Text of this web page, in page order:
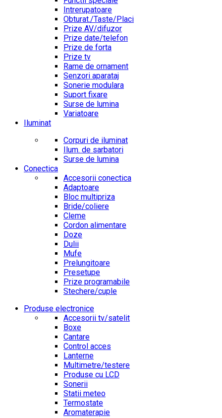
Intrerupatoare
Obturat./Taste/Placi
Prize AV/difuzor
Prize date/telefon
Prize de forta
Prize tv
Rame de ornament
Senzori aparataj
Sonerie modulara
Suport fixare
Surse de lumina
Variatoare
Iluminat
Corpuri de iluminat
Ilum. de sarbatori
Surse de lumina
Conectica
Accesorii conectica
Adaptoare
Bloc multipriza
Bride/coliere
Cleme
Cordon alimentare
Doze
Dulii
Mufe
Prelungitoare
Presetupe
Prize programabile
Stechere/cuple
Produse electronice
Accesorii tv/satelit
Boxe
Cantare
Control acces
Lanterne
Multimetre/testere
Produse cu LCD
Sonerii
Statii meteo
Termostate
Aromaterapie